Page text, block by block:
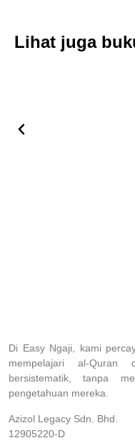
Lihat juga
Di Easy Ngaji, kami
mempelajari al-
bersistematik, tanpa
pengetahuan mereka.
Azizol Legacy Sdn. Bhd.
12905220-D